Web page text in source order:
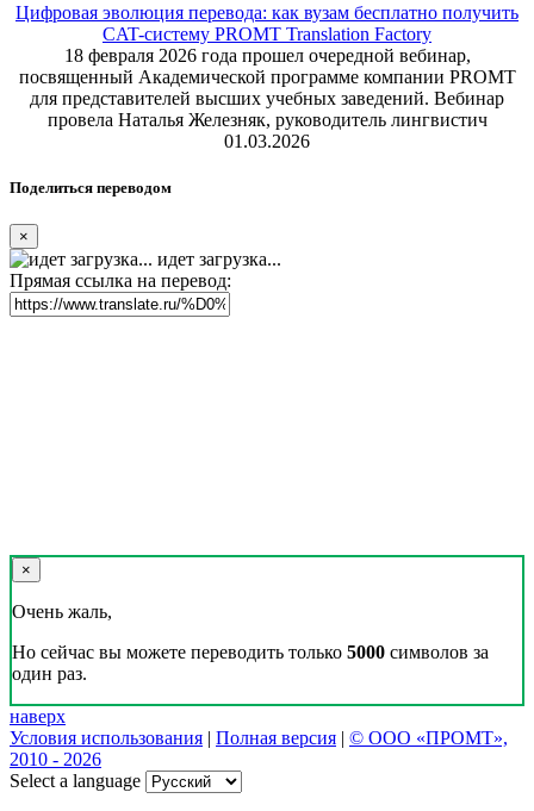
Цифровая эволюция перевода: как вузам бесплатно получить
CAT-систему PROMT Translation Factory
18 февраля 2026 года прошел очередной вебинар,
посвященный Академической программе компании PROMT
для представителей высших учебных заведений. Вебинар
провела Наталья Железняк, руководитель лингвистич
01.03.2026
Поделиться переводом
×
идет загрузка...
Прямая ссылка на перевод:
×
Очень жаль,
Но сейчас вы можете переводить только 5000 символов за
один раз.
наверх
Условия использования | Полная версия | © ООО «ПРОМТ»,
2010 - 2026
Select a language